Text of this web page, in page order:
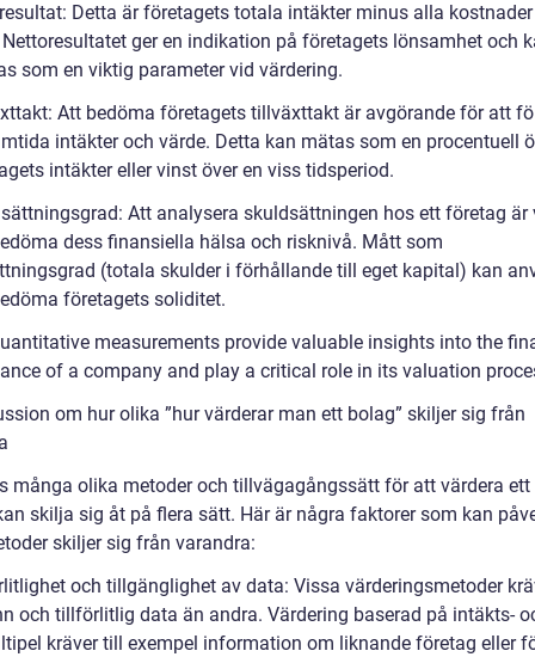
Detta är företagets totala intäkter minus alla
ger en indikation på företagets lönsamhet och
som en viktig parameter vid värdering.
Att bedöma företagets tillväxttakt är avgörande för att
intäkter och värde. Detta kan mätas som en procentuell
intäkter eller vinst över en viss tidsperiod.
Att analysera skuldsättningen hos ett företag är
dess finansiella hälsa och risknivå. Mått som
(totala skulder i förhållande till eget kapital) kan
företagets soliditet.
measurements provide valuable insights into the
of a company and play a critical role in its valuation
om hur olika ”hur värderar man ett bolag” skiljer sig från
många olika metoder och tillvägagångssätt för att värdera ett
skilja sig åt på flera sätt. Här är några faktorer som kan
skiljer sig från varandra:
och tillgänglighet av data: Vissa värderingsmetoder
och tillförlitlig data än andra. Värdering baserad på intäkts-
kräver till exempel information om liknande företag eller